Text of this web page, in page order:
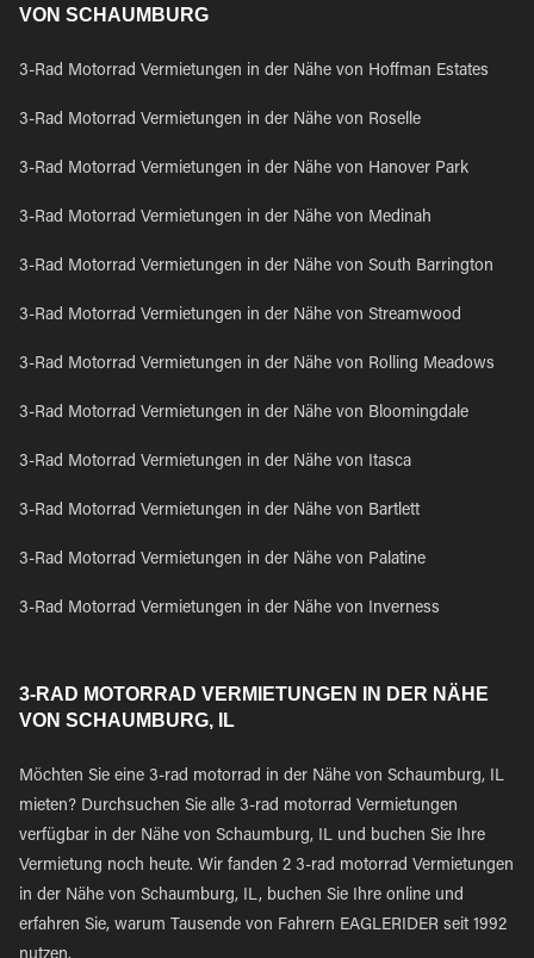
VON SCHAUMBURG
3-Rad Motorrad Vermietungen in der Nähe von Hoffman Estates
3-Rad Motorrad Vermietungen in der Nähe von Roselle
3-Rad Motorrad Vermietungen in der Nähe von Hanover Park
3-Rad Motorrad Vermietungen in der Nähe von Medinah
3-Rad Motorrad Vermietungen in der Nähe von South Barrington
3-Rad Motorrad Vermietungen in der Nähe von Streamwood
3-Rad Motorrad Vermietungen in der Nähe von Rolling Meadows
3-Rad Motorrad Vermietungen in der Nähe von Bloomingdale
3-Rad Motorrad Vermietungen in der Nähe von Itasca
3-Rad Motorrad Vermietungen in der Nähe von Bartlett
3-Rad Motorrad Vermietungen in der Nähe von Palatine
3-Rad Motorrad Vermietungen in der Nähe von Inverness
3-RAD MOTORRAD VERMIETUNGEN IN DER NÄHE
VON SCHAUMBURG, IL
Möchten Sie eine 3-rad motorrad in der Nähe von Schaumburg, IL
mieten? Durchsuchen Sie alle 3-rad motorrad Vermietungen
verfügbar in der Nähe von Schaumburg, IL und buchen Sie Ihre
Vermietung noch heute. Wir fanden 2 3-rad motorrad Vermietungen
in der Nähe von Schaumburg, IL, buchen Sie Ihre online und
erfahren Sie, warum Tausende von Fahrern EAGLERIDER seit 1992